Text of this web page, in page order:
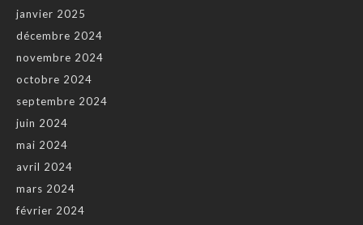
janvier 2025
décembre 2024
novembre 2024
octobre 2024
septembre 2024
juin 2024
mai 2024
avril 2024
mars 2024
février 2024